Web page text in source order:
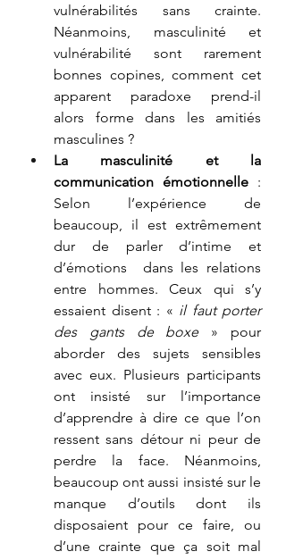
vulnérabilités sans crainte.
Néanmoins, masculinité et
vulnérabilité sont rarement
bonnes copines, comment cet
apparent paradoxe prend-il
alors forme dans les amitiés
masculines ?
La masculinité et la
communication émotionnelle :
Selon l’expérience de
beaucoup, il est extrêmement
dur de parler d’intime et
d’émotions  dans les relations
entre hommes. Ceux qui s’y
essaient disent : « il faut porter
des gants de boxe » pour
aborder des sujets sensibles
avec eux. Plusieurs participants
ont insisté sur l’importance
d’apprendre à dire ce que l’on
ressent sans détour ni peur de
perdre la face. Néanmoins,
beaucoup ont aussi insisté sur le
manque d’outils dont ils
disposaient pour ce faire, ou
d’une crainte que ça soit mal